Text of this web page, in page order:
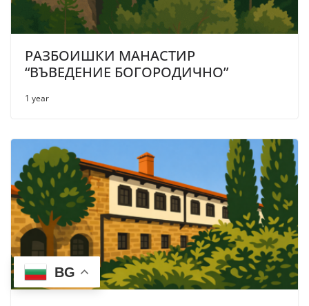
РАЗБОИШКИ МАНАСТИР
“ВЪВЕДЕНИЕ БОГОРОДИЧНО”
1 year
BG